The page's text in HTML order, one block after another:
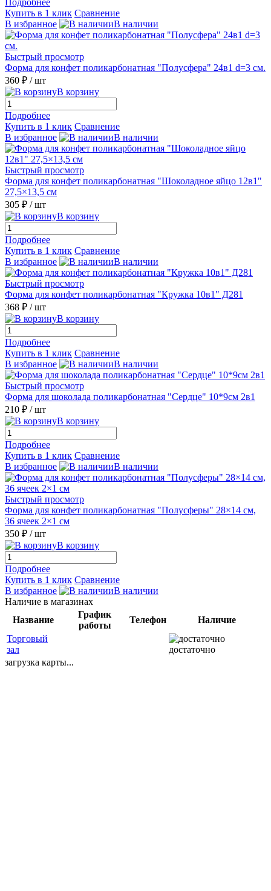
Купить в 1 клик Сравнение
В избранное
В наличии
Быстрый просмотр
Форма для конфет поликарбонатная "Полусфера" 24в1 d=3 см.
360 ₽ / шт
В корзину
Подробнее
Купить в 1 клик Сравнение
В избранное
В наличии
Быстрый просмотр
Форма для конфет поликарбонатная "Шоколадное яйцо 12в1"
27,5×13,5 см
305 ₽ / шт
В корзину
Подробнее
Купить в 1 клик Сравнение
В избранное
В наличии
Быстрый просмотр
Форма для конфет поликарбонатная "Кружка 10в1" Д281
368 ₽ / шт
В корзину
Подробнее
Купить в 1 клик Сравнение
В избранное
В наличии
Быстрый просмотр
Форма для шоколада поликарбонатная "Сердце" 10*9см 2в1
210 ₽ / шт
В корзину
Подробнее
Купить в 1 клик Сравнение
В избранное
В наличии
Быстрый просмотр
Форма для конфет поликарбонатная "Полусферы" 28×14 см,
36 ячеек 2×1 см
350 ₽ / шт
В корзину
Подробнее
Купить в 1 клик Сравнение
В избранное
В наличии
Наличие в магазинах
Название
График
работы
Телефон
Наличие
Торговый
зал
достаточно
загрузка карты...